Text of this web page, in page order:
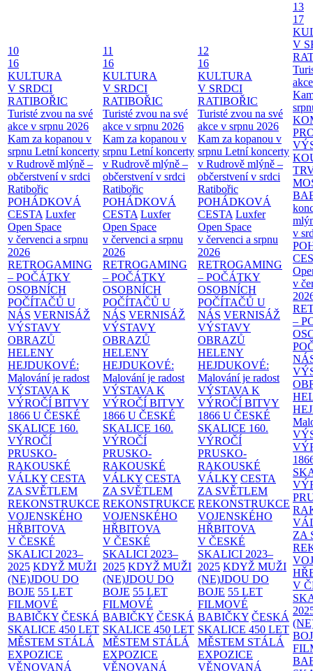
10
16
KULTURA
V SRDCI
RATIBOŘIC
Turisté zvou na své
akce v srpnu 2026
Kam za kopanou v
srpnu Letní koncerty
v Rudrově mlýně –
občerstvení v srdci
Ratibořic
POHÁDKOVÁ
CESTA Luxfer
Open Space
v červenci a srpnu
2026
RETROGAMING
– POČÁTKY
OSOBNÍCH
POČÍTAČŮ U
NÁS VERNISÁŽ
VÝSTAVY
OBRAZŮ
HELENY
HEJDUKOVÉ:
Malování je radost
VÝSTAVA K
VÝROČÍ BITVY
1866 U ČESKÉ
SKALICE 160.
VÝROČÍ
PRUSKO-
RAKOUSKÉ
VÁLKY CESTA
ZA SVĚTLEM
REKONSTRUKCE
VOJENSKÉHO
HŘBITOVA
V ČESKÉ
SKALICI 2023–
2025 KDYŽ MUŽI
(NE)JDOU DO
BOJE 55 LET
FILMOVÉ
BABIČKY ČESKÁ
SKALICE 450 LET
MĚSTEM STÁLÁ
EXPOZICE
VĚNOVANÁ
11
16
KULTURA
V SRDCI
RATIBOŘIC
Turisté zvou na své
akce v srpnu 2026
Kam za kopanou v
srpnu Letní koncerty
v Rudrově mlýně –
občerstvení v srdci
Ratibořic
POHÁDKOVÁ
CESTA Luxfer
Open Space
v červenci a srpnu
2026
RETROGAMING
– POČÁTKY
OSOBNÍCH
POČÍTAČŮ U
NÁS VERNISÁŽ
VÝSTAVY
OBRAZŮ
HELENY
HEJDUKOVÉ:
Malování je radost
VÝSTAVA K
VÝROČÍ BITVY
1866 U ČESKÉ
SKALICE 160.
VÝROČÍ
PRUSKO-
RAKOUSKÉ
VÁLKY CESTA
ZA SVĚTLEM
REKONSTRUKCE
VOJENSKÉHO
HŘBITOVA
V ČESKÉ
SKALICI 2023–
2025 KDYŽ MUŽI
(NE)JDOU DO
BOJE 55 LET
FILMOVÉ
BABIČKY ČESKÁ
SKALICE 450 LET
MĚSTEM STÁLÁ
EXPOZICE
VĚNOVANÁ
12
16
KULTURA
V SRDCI
RATIBOŘIC
Turisté zvou na své
akce v srpnu 2026
Kam za kopanou v
srpnu Letní koncerty
v Rudrově mlýně –
občerstvení v srdci
Ratibořic
POHÁDKOVÁ
CESTA Luxfer
Open Space
v červenci a srpnu
2026
RETROGAMING
– POČÁTKY
OSOBNÍCH
POČÍTAČŮ U
NÁS VERNISÁŽ
VÝSTAVY
OBRAZŮ
HELENY
HEJDUKOVÉ:
Malování je radost
VÝSTAVA K
VÝROČÍ BITVY
1866 U ČESKÉ
SKALICE 160.
VÝROČÍ
PRUSKO-
RAKOUSKÉ
VÁLKY CESTA
ZA SVĚTLEM
REKONSTRUKCE
VOJENSKÉHO
HŘBITOVA
V ČESKÉ
SKALICI 2023–
2025 KDYŽ MUŽI
(NE)JDOU DO
BOJE 55 LET
FILMOVÉ
BABIČKY ČESKÁ
SKALICE 450 LET
MĚSTEM STÁLÁ
EXPOZICE
VĚNOVANÁ
13
17
V
v
v
–
ZA
V